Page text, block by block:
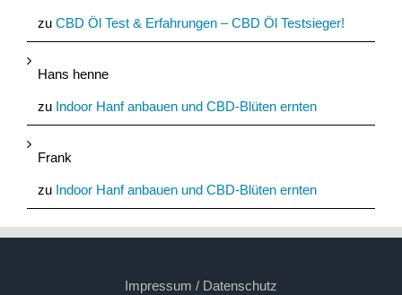
zu CBD Öl Test & Erfahrungen – CBD Öl Testsieger!
Hans henne
zu Indoor Hanf anbauen und CBD-Blüten ernten
Frank
zu Indoor Hanf anbauen und CBD-Blüten ernten
Impressum / Datenschutz